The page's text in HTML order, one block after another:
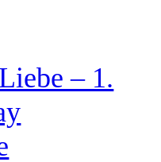
– 1.